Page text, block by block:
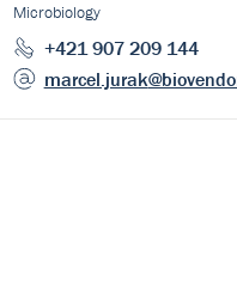
Microbiology
+421 907 209 144
marcel.jurak